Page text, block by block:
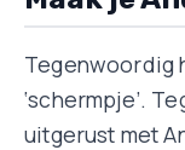
Tegenwoordig
‘schermpje’.
uitgerust met